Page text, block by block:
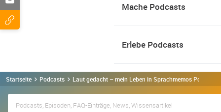
Mache Podcasts
Erlebe Podcasts
Startseite Podcasts Laut gedacht – mein Leben in Sprachmemos Podcast